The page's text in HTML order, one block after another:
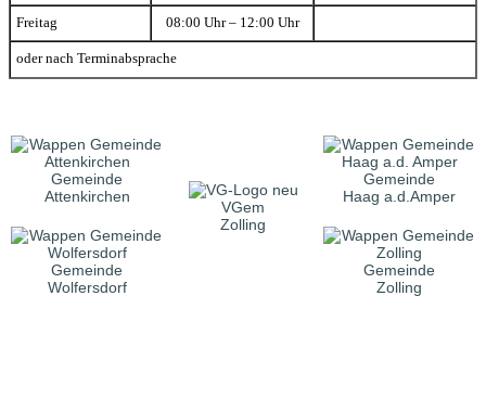
Freitag 08:00 Uhr – 12:00 Uhr
oder nach Terminabsprache
Gemeinde
Attenkirchen
VGem
Zolling
Gemeinde
Haag a.d.Amper
Gemeinde
Wolfersdorf
Gemeinde
Zolling